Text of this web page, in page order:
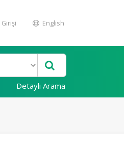
Girişi English
Detaylı Arama